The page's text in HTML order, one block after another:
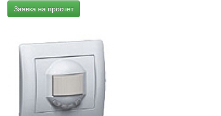
Заявка на просчет